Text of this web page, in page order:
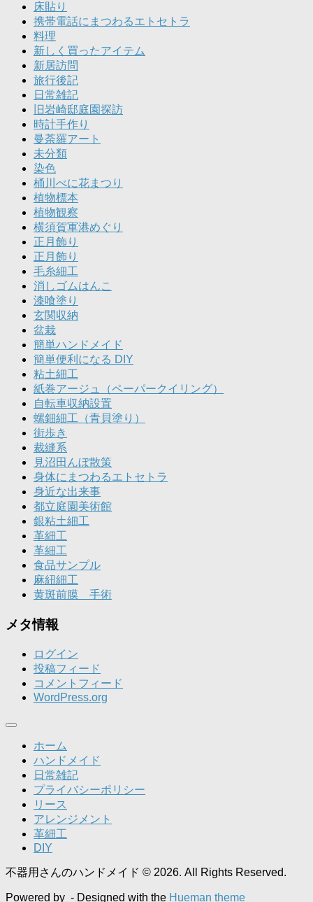
床貼り
携帯電話にまつわるエトセトラ
料理
新しく買ったアイテム
新居訪問
旅行後記
日常雑記
旧岩崎邸庭園探訪
時計手作り
曼荼羅アート
未分類
染色
桶川べに花まつり
植物標本
植物観察
横須賀軍港めぐり
正月飾り
正月飾り
毛糸細工
消しゴムはんこ
漆喰塗り
玄関収納
盆栽
簡単ハンドメイド
簡単便利になる DIY
粘土細工
紙巻アージュ（ペーパークイリング）
自転車収納設置
螺鈿細工（青貝塗り）
街歩き
裁縫系
見沼田んぼ散策
身体にまつわるエトセトラ
身近な出来事
都立庭園美術館
銀粘土細工
革細工
革細工
食品サンプル
麻紐細工
黄斑前膜 手術
メタ情報
ログイン
投稿フィード
コメントフィード
WordPress.org
ホーム
ハンドメイド
日常雑記
プライバシーポリシー
リース
アレンジメント
革細工
DIY
不器用さんのハンドメイド © 2026. All Rights Reserved.
Powered by - Designed with the Hueman theme